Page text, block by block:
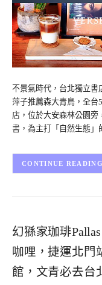
不景氣時代，台北獨立書
萍子推薦森大青鳥，全
店，位於大安森林公園
書，為主打「自然生態」
CONTINUE READING
幻猻家珈琲
咖哩，捷運北門
館，文青必去台